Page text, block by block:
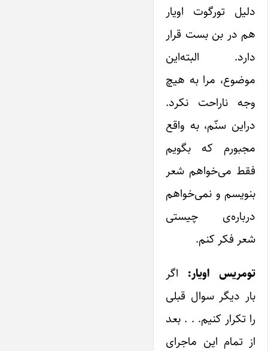
دلیل تورگوت اویار
هم در بن بست قرار
دارد. البته‌این
موضوع، مرا به هیچ
وجه ناراحت نکرد.
در‌این سنّم، به واقع
مجبورم که بگویم
فقط می‌خواهم شعر
بنویسم و نمی‌خواهم
درباره‌ی چیستی
شعر فکر کنم.
تومریس اویار: اگر
بار دیگر سوال قبلی
را تکرار کنیم. . . بعد
از تمام ‌این ماجرای